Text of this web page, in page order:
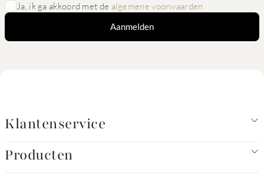
Ja, ik ga akkoord met de algemene voorwaarden
Aanmelden
Klantenservice
Producten